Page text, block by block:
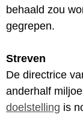
behaald zou
gegrepen.
Streven
De directrice
anderhalf
doelstelling is